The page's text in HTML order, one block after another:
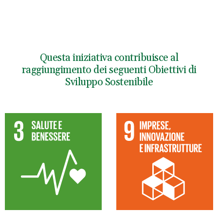
Questa iniziativa contribuisce al
raggiungimento dei seguenti Obiettivi di
Sviluppo Sostenibile